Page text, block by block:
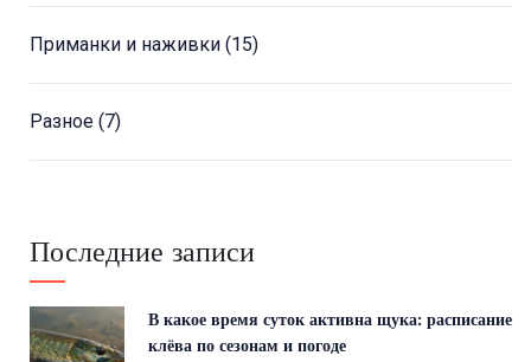
Приманки и наживки (15)
Разное (7)
Последние записи
В какое время суток активна щука: расписание
клёва по сезонам и погоде